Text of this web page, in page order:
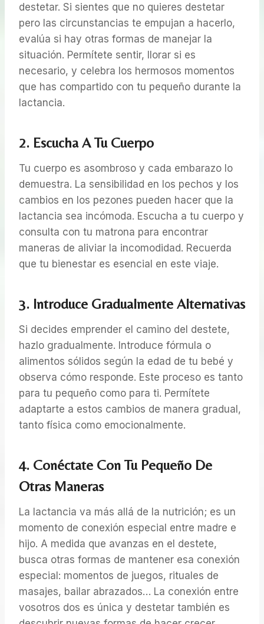
destetar. Si sientes que no quieres destetar
pero las circunstancias te empujan a hacerlo,
evalúa si hay otras formas de manejar la
situación. Permítete sentir, llorar si es
necesario, y celebra los hermosos momentos
que has compartido con tu pequeño durante la
lactancia.
2. Escucha A Tu Cuerpo
Tu cuerpo es asombroso y cada embarazo lo
demuestra. La sensibilidad en los pechos y los
cambios en los pezones pueden hacer que la
lactancia sea incómoda. Escucha a tu cuerpo y
consulta con tu matrona para encontrar
maneras de aliviar la incomodidad. Recuerda
que tu bienestar es esencial en este viaje.
3. Introduce Gradualmente Alternativas
Si decides emprender el camino del destete,
hazlo gradualmente. Introduce fórmula o
alimentos sólidos según la edad de tu bebé y
observa cómo responde. Este proceso es tanto
para tu pequeño como para ti. Permítete
adaptarte a estos cambios de manera gradual,
tanto física como emocionalmente.
4. Conéctate Con Tu Pequeño De
Otras Maneras
La lactancia va más allá de la nutrición; es un
momento de conexión especial entre madre e
hijo. A medida que avanzas en el destete,
busca otras formas de mantener esa conexión
especial: momentos de juegos, rituales de
masajes, bailar abrazados… La conexión entre
vosotros dos es única y destetar también es